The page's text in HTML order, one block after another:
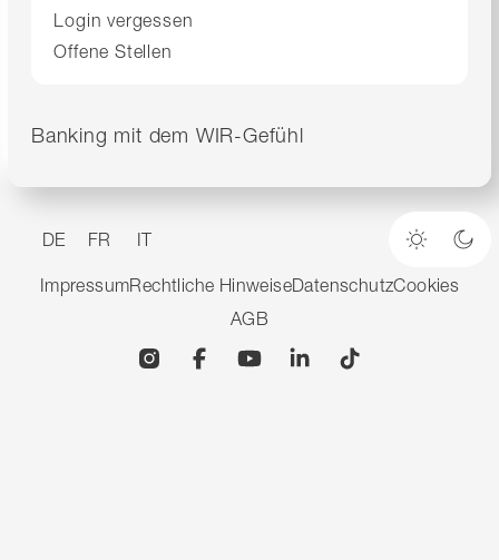
Login vergessen
Offene Stellen
Banking mit dem WIR-Gefühl
DE FR IT
Heller
ImpressumRechtliche HinweiseDatenschutzCookies
AGB
InstagramFacebookYouTubeLinkedin